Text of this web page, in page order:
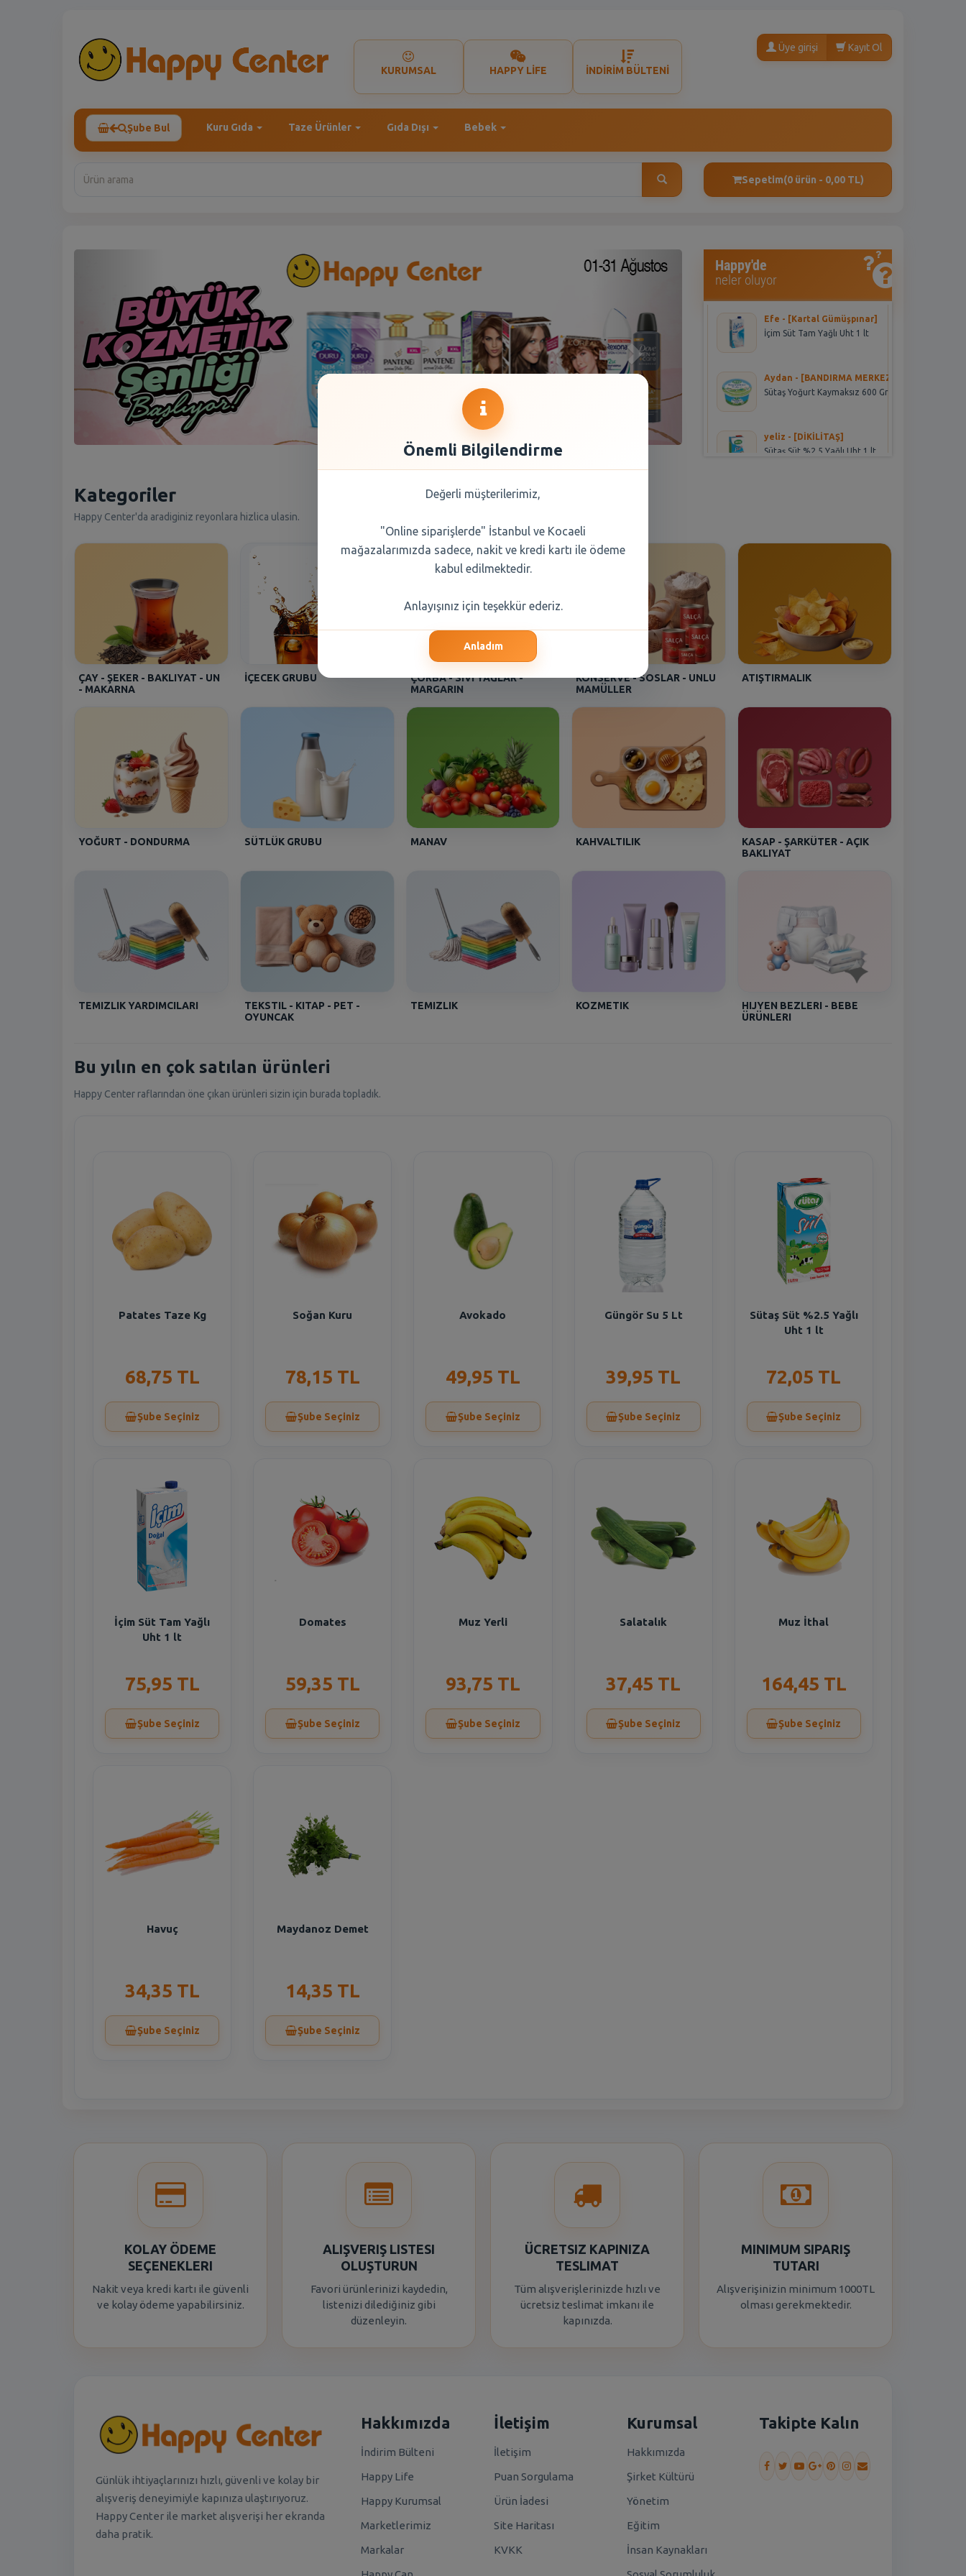
KURUMSAL HAPPY LİFE İNDİRİM BÜLTENİ
Üye girişi Kayıt Ol
Şube Bul Kuru Gıda Taze Ürünler Gıda Dışı Bebek
Sepetim(0 ürün - 0,00 TL)
Next Happy'de
neler oluyorDUMANKAYA MIKS]
Seyidoğlu Dnk. Ekler Bitter
Çikolatalı 300 Gr
Efe - [Kartal Gümüşpınar]
İçim Süt Tam Yağlı Uht 1 lt
Aydan - [BANDIRMA MERKEZ]
Sütaş Yoğurt Kaymaksız 600 Gr
yeliz - [DİKİLİTAŞ]
Sütaş Süt %2.5 Yağlı Uht 1 lt
Murat - [ESENYURT MERKEZ]
Teksüt Kaşar Peyniri 600 gr
Mehmet - [SIRINEVLER]
Pınar Catering Piliç Uzun Sosis
460 Gr
BARAN - [Beşyüzevler 2]
Sütaş Süt % 3.5 Yağlı Uht 1/1
Asena - [HALKALI
Efe - [Kartal Gümüşpınar]
İçim Süt Tam Yağlı Uht 1 lt
Kategoriler
Happy Center'da aradiginiz reyonlara hizlica ulasin.
ÇAY - ŞEKER - BAKLIYAT - UN
- MAKARNA
İÇECEK GRUBU
ÇORBA - SIVI YAĞLAR -
MARGARIN
KONSERVE - SOSLAR - UNLU
MAMÜLLER
ATIŞTIRMALIK
YOĞURT - DONDURMA SÜTLÜK GRUBU MANAV KAHVALTILIK
KASAP - ŞARKÜTER - AÇIK
BAKLIYAT
TEMIZLIK YARDIMCILARI
TEKSTIL - KITAP - PET -
OYUNCAK
TEMIZLIK KOZMETIK
HIJYEN BEZLERI - BEBE
ÜRÜNLERI
Bu yılın en çok satılan ürünleri
Happy Center raflarından öne çıkan ürünleri sizin için burada topladık.
Patates Taze Kg
68,75 TL
Şube Seçiniz
Soğan Kuru
78,15 TL
Şube Seçiniz
Avokado
49,95 TL
Şube Seçiniz
Güngör Su 5 Lt
39,95 TL
Şube Seçiniz
Sütaş Süt %2.5 Yağlı
Uht 1 lt
72,05 TL
Şube Seçiniz
İçim Süt Tam Yağlı
Uht 1 lt
75,95 TL
Şube Seçiniz
Domates
59,35 TL
Şube Seçiniz
Muz Yerli
93,75 TL
Şube Seçiniz
Salatalık
37,45 TL
Şube Seçiniz
Muz İthal
164,45 TL
Şube Seçiniz
Havuç
34,35 TL
Şube Seçiniz
Maydanoz Demet
14,35 TL
Şube Seçiniz
KOLAY ÖDEME
SEÇENEKLERI
Nakit veya kredi kartı ile güvenli
ve kolay ödeme yapabilirsiniz.
ALIŞVERIŞ LISTESI
OLUŞTURUN
Favori ürünlerinizi kaydedin,
listenizi dilediğiniz gibi
düzenleyin.
ÜCRETSIZ KAPINIZA
TESLIMAT
Tüm alışverişlerinizde hızlı ve
ücretsiz teslimat imkanı ile
kapınızda.
MINIMUM SIPARIŞ
TUTARI
Alışverişinizin minimum 1000TL
olması gerekmektedir.
Günlük ihtiyaçlarınızı hızlı, güvenli ve kolay bir
alışveriş deneyimiyle kapınıza ulaştırıyoruz.
Happy Center ile market alışverişi her ekranda
daha pratik.
Hakkımızda
İndirim Bülteni
Happy Life
Happy Kurumsal
Marketlerimiz
Markalar
İletişim
İletişim
Puan Sorgulama
Ürün İadesi
Site Haritası
KVKK
Kurumsal
Hakkımızda
Şirket Kültürü
Yönetim
Eğitim
İnsan Kaynakları
Takipte Kalın
Önemli Bilgilendirme
Değerli müşterilerimiz,
"Online siparişlerde" İstanbul ve Kocaeli
mağazalarımızda sadece, nakit ve kredi kartı ile ödeme
kabul edilmektedir.
Anlayışınız için teşekkür ederiz.
Anladım